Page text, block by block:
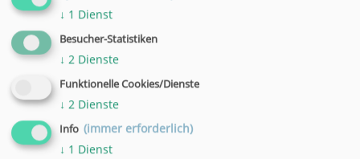
Ort
VHS, Göttingen, Bahnhofsallee 7
23.07.2026
Uhrzeit
17:00 - 18:00 Uhr
Ort
↓ 1 Dienst
Besucher-Statistiken
↓ 2 Dienste
Funktionelle Cookies/Dienste
↓ 2 Dienste
Info (immer erforderlich)
↓ 1 Dienst